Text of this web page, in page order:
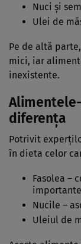
Nuci și
Ulei de
Pe de altă
mici, iar
inexistente.
diferența
Potrivit
în dieta celor
Fasolea –
Nucile –
Uleiul de